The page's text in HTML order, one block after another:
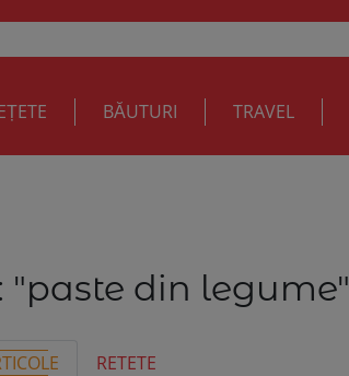
BĂUTURI TRAVEL
"paste din legume"
RETETE